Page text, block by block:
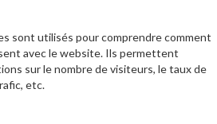
sont utilisés pour comprendre comment
avec le website. Ils permettent
sur le nombre de visiteurs, le taux de
etc.